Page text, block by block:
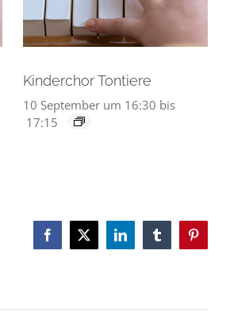
Kinderchor Tontiere
10 September um 16:30 bis
17:15
Facebook
X LinkedInTumblrPinterest